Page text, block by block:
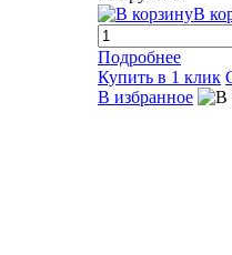
В
Подробнее
Купить в 1 клик
В избранное